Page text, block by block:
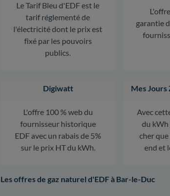
Le Tarif Bleu d'EDF est le
tarif réglementé de
l'électricité dont le prix est
fixé par les pouvoirs
publics.
garantie
Digiwatt
L'offre 100 % web du
fournisseur historique
EDF avec un rabais de 5%
sur le prix HT du kWh.
Mes
Avec
du kWh
cher que
end et
Les offres de gaz naturel d'EDF à Bar-le-Duc